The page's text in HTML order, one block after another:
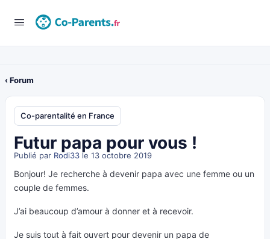
‹ Forum
Co-parentalité en France
Futur papa pour vous !
Publié par Rodi33 le 13 octobre 2019
Bonjour! Je recherche à devenir papa avec une femme ou un
couple de femmes.
J’ai beaucoup d’amour à donner et à recevoir.
Je suis tout à fait ouvert pour devenir un papa de